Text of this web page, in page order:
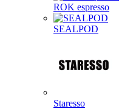
ROK espresso
SEALPOD
Staresso